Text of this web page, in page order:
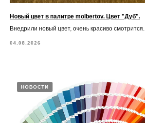
Новый цвет в палитре molbertov. Цвет "Дуб".
Внедрили новый цвет, очень красиво смотрится.
04.08.2026
НОВОСТИ